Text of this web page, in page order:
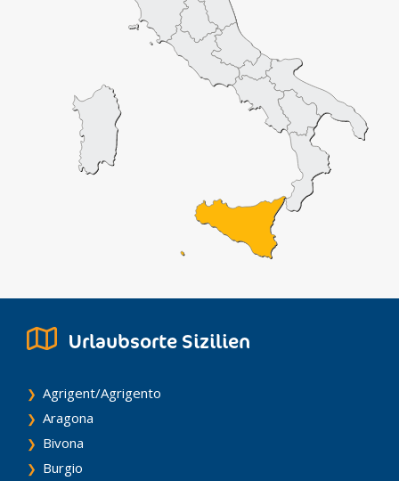
Urlaubsorte Sizilien
Agrigent/Agrigento
Aragona
Bivona
Burgio